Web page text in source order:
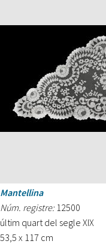
Mantellina
Núm. registre: 12500
últim quart del segle XIX
53,5 x 117 cm